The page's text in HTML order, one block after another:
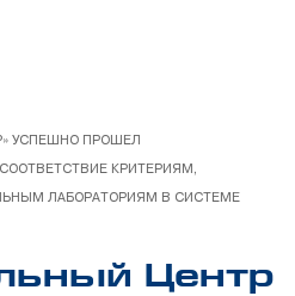
УСПЕШНО ПРОШЕЛ
КРИТЕРИЯМ,
ЛАБОРАТОРИЯМ В СИСТЕМЕ
Центр